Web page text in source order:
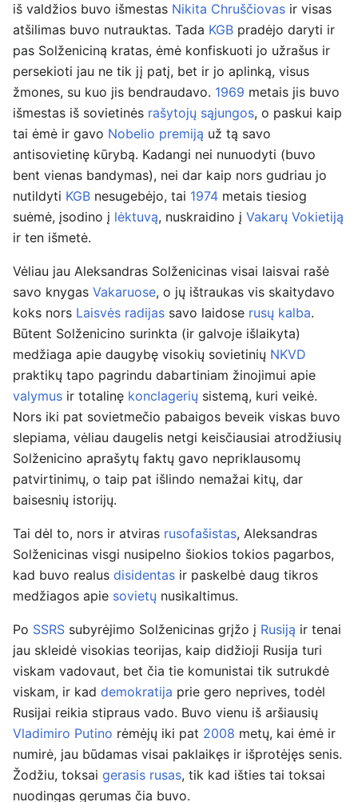
iš valdžios buvo išmestas Nikita Chruščiovas ir visas
atšilimas buvo nutrauktas. Tada KGB pradėjo daryti ir
pas Solženiciną kratas, ėmė konfiskuoti jo užrašus ir
persekioti jau ne tik jį patį, bet ir jo aplinką, visus
žmones, su kuo jis bendraudavo. 1969 metais jis buvo
išmestas iš sovietinės rašytojų sąjungos, o paskui kaip
tai ėmė ir gavo Nobelio premiją už tą savo
antisovietinę kūrybą. Kadangi nei nunuodyti (buvo
bent vienas bandymas), nei dar kaip nors gudriau jo
nutildyti KGB nesugebėjo, tai 1974 metais tiesiog
suėmė, įsodino į lėktuvą, nuskraidino į Vakarų Vokietiją
ir ten išmetė.
Vėliau jau Aleksandras Solženicinas visai laisvai rašė
savo knygas Vakaruose, o jų ištraukas vis skaitydavo
koks nors Laisvės radijas savo laidose rusų kalba.
Būtent Solženicino surinkta (ir galvoje išlaikyta)
medžiaga apie daugybę visokių sovietinių NKVD
praktikų tapo pagrindu dabartiniam žinojimui apie
valymus ir totalinę konclagerių sistemą, kuri veikė.
Nors iki pat sovietmečio pabaigos beveik viskas buvo
slepiama, vėliau daugelis netgi keisčiausiai atrodžiusių
Solženicino aprašytų faktų gavo nepriklausomų
patvirtinimų, o taip pat išlindo nemažai kitų, dar
baisesnių istorijų.
Tai dėl to, nors ir atviras rusofašistas, Aleksandras
Solženicinas visgi nusipelno šiokios tokios pagarbos,
kad buvo realus disidentas ir paskelbė daug tikros
medžiagos apie sovietų nusikaltimus.
Po SSRS subyrėjimo Solženicinas grįžo į Rusiją ir tenai
jau skleidė visokias teorijas, kaip didžioji Rusija turi
viskam vadovaut, bet čia tie komunistai tik sutrukdė
viskam, ir kad demokratija prie gero neprives, todėl
Rusijai reikia stipraus vado. Buvo vienu iš aršiausių
Vladimiro Putino rėmėjų iki pat 2008 metų, kai ėmė ir
numirė, jau būdamas visai paklaikęs ir išprotėjęs senis.
Žodžiu, toksai gerasis rusas, tik kad išties tai toksai
nuodingas gerumas čia buvo.